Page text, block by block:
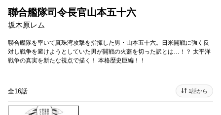
聯合艦隊司令長官山本五十六
坂木原レム
聯合艦隊を率いて真珠湾攻撃を指揮した男・山本五十六。日米開戦に強く反
対し戦争を避けようとしていた男が開戦の火蓋を切った訳とは…！？ 太平洋
戦争の真実を新たな視点で描く！ 本格歴史巨編！！
全16話 1話から